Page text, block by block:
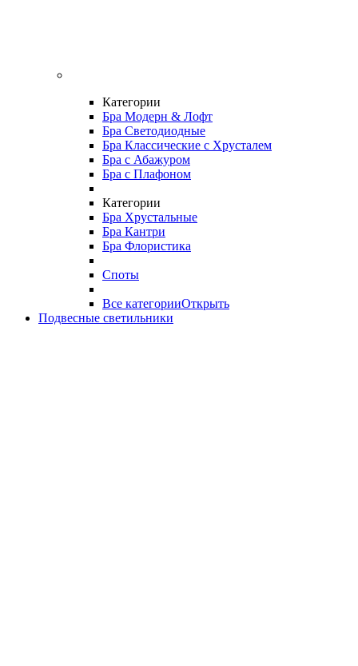
Категории
Бра Модерн & Лофт
Бра Светодиодные
Бра Классические с Хрусталем
Бра с Абажуром
Бра с Плафоном
Категории
Бра Хрустальные
Бра Кантри
Бра Флористика
Споты
Все категорииОткрыть
Подвесные светильники